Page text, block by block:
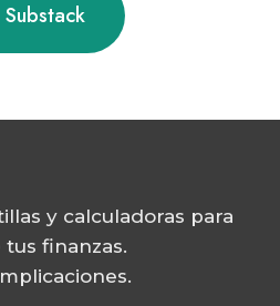
y calculadoras para
finanzas.